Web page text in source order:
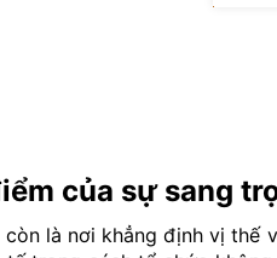
của sự sang
là nơi khẳng định vị thế